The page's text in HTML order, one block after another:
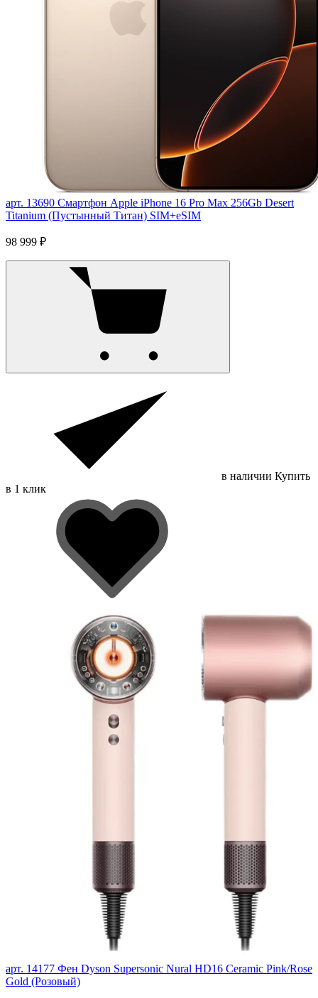
арт. 13690 Смартфон Apple iPhone 16 Pro Max 256Gb Desert
Titanium (Пустынный Титан) SIM+eSIM
98 999 ₽
в наличии Купить
в 1 клик
арт. 14177 Фен Dyson Supersonic Nural HD16 Ceramic Pink/Rose
Gold (Розовый)